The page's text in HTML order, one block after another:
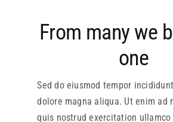
From many we
one
Sed do eiusmod tempor
dolore magna aliqua. Ut enim ad
quis nostrud exercitation